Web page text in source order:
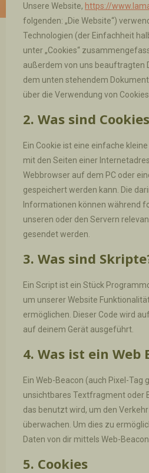
Unsere Website, https://
folgenden: „Die Website“)
Technologien (der Einfachheit
unter „Cookies“
außerdem von uns beauftragten
dem unten stehendem
über die Verwendung von
2. Was sind
Ein Cookie ist eine einfache
mit den Seiten einer
Webbrowser auf dem PC oder
gespeichert werden kann. Die
Informationen können während
unseren oder den Servern
gesendet werden.
3. Was sind
Ein Script ist ein Stück
um unserer Website
ermöglichen. Dieser Code wird
auf deinem Gerät ausgeführt.
4. Was ist ein Web
Ein Web-Beacon (auch Pixel-Tag
unsichtbares Textfragment oder
das benutzt wird, um den
überwachen. Um dies zu
Daten von dir mittels Web-
5. Cookies